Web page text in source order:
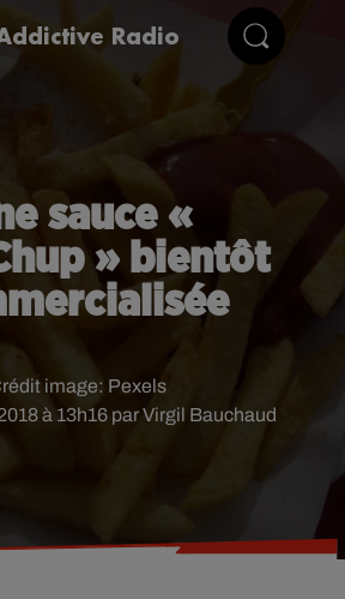
Radio
sauce «
» bientôt
à 13h16 par Virgil Bauchaud
image: Pexels